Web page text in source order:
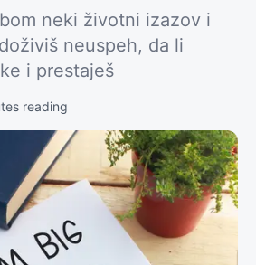
neki životni izazov i
neuspeh, da li
i prestaješ
reading